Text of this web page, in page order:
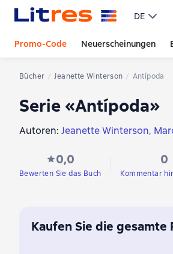
DE
Promo-Code Neuerscheinungen
Bücher Jeanette Winterson Antípoda
Serie «Antípoda»
Autoren: Jeanette Winterson
0,0
Bewerten Sie das Buch
0
Kommentar
Kaufen Sie die gesamte